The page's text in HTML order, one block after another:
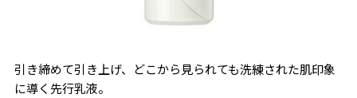
引き締めて引き上げ、どこから見られても洗練された肌印象
に導く先行乳液。